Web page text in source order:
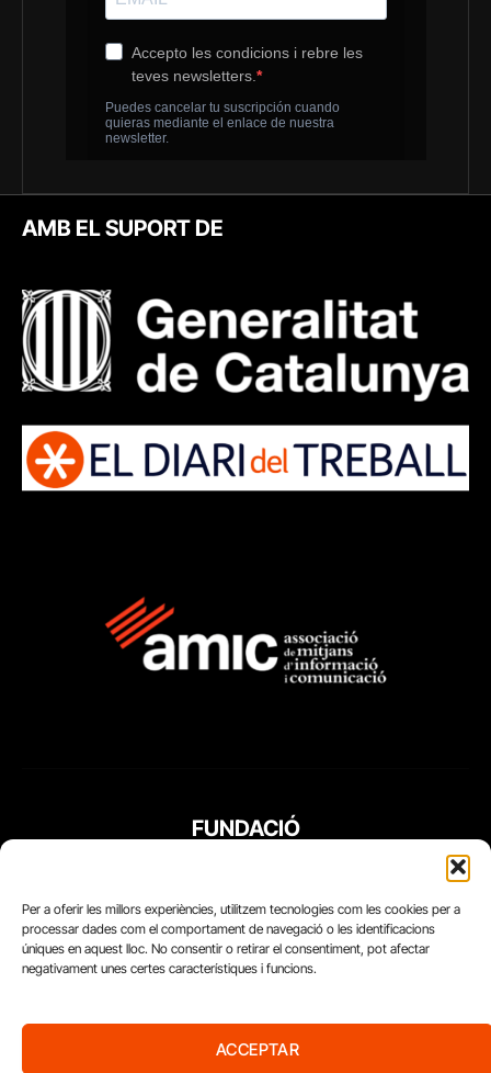
Per a oferir les millors experiències, utilitzem tecnologies com les cookies per a
processar dades com el comportament de navegació o les identificacions
úniques en aquest lloc. No consentir o retirar el consentiment, pot afectar
negativament unes certes característiques i funcions.
ACCEPTAR
AMB EL SUPORT DE
FUNDACIÓ